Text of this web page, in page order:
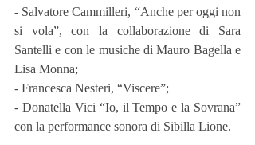
- Salvatore Cammilleri, “Anche per oggi non
si vola”, con la collaborazione di Sara
Santelli e con le musiche di Mauro Bagella e
Lisa Monna;
- Francesca Nesteri, “Viscere”;
- Donatella Vici “Io, il Tempo e la Sovrana”
con la performance sonora di Sibilla Lione.